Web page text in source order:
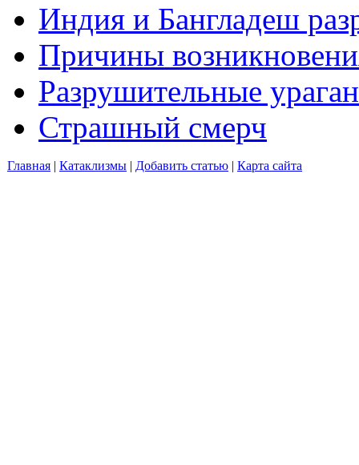
Индия и Бангладеш
Причины
Разрушительные
Страшный смерч
Главная | Катаклизмы | Добавить статью | Карта сайта